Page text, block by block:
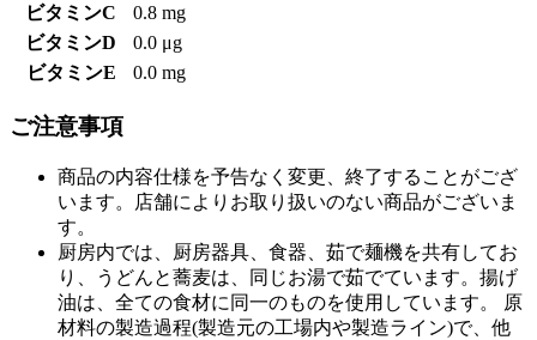
ビタミンC
0.8 mg
ビタミンD
0.0 μg
ビタミンE
0.0 mg
ご注意事項
商品の内容仕様を予告なく変更、終了することがござ
います。店舗によりお取り扱いのない商品がございま
す。
厨房内では、厨房器具、食器、茹で麺機を共有してお
り、うどんと蕎麦は、同じお湯で茹でています。揚げ
油は、全ての食材に同一のものを使用しています。 原
材料の製造過程(製造元の工場内や製造ライン)で、他